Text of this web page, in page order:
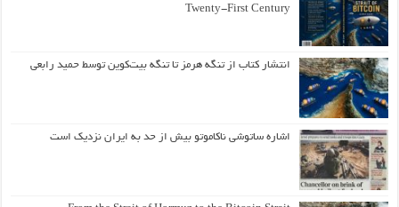
Twenty-First Century
انتشار کتاب از تنگه هرمز تا تنگه بیت‌کوین توسط حمید رابعی
اشاره ساتوشی ناکاموتو بیش از حد به ایران نزدیک است